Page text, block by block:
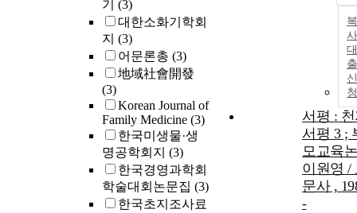
기 (3)
대한소화기학회
지 (3)
어문론총 (3)
地域社會開發
(3)
Korean Journal of
Family Medicine (3)
한국미생물·생
명공학회지 (3)
한국경영과학회
학술대회논문집 (3)
한국초지조사료
복
대
출
신
청
서평 :
서평 3 ;
모교육
이원영 /
문사 ,
-